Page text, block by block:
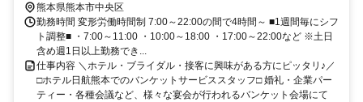
熊本県熊本市中央区
勤務時間 変形労働時間制 7:00～22:00の間で4時間～ ■1週間毎にシフ
ト調整■ ・7:00～11:00 ・10:00～18:00 ・17:00～22:00など ※土日
含め週1日以上勤務でき...
仕事内容 ＼ホテル・ブライダル・接客に興味がある方にピッタリ♪／
□ホテル日航熊本でのバンケットサービススタッフ□ 婚礼・企業パー
ティー・各種会議など、様々な宴会が行われるバンケット会場にて